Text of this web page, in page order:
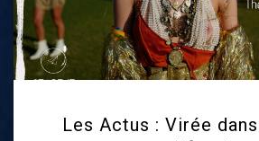
Les Actus : Virée